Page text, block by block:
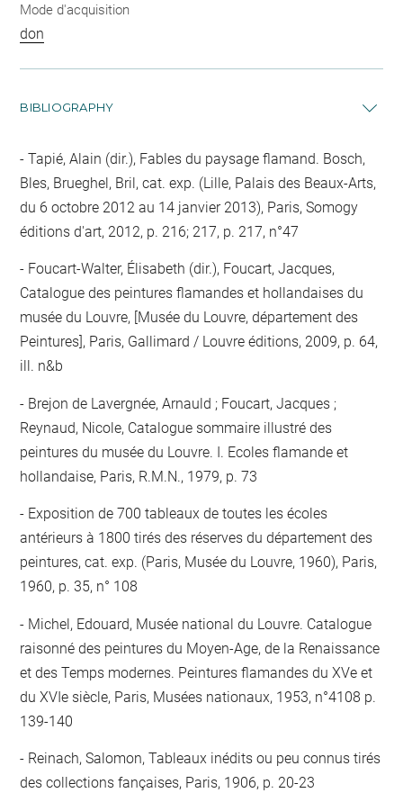
Mode d'acquisition
don
BIBLIOGRAPHY
Tapié, Alain (dir.), Fables du paysage flamand. Bosch,
Bles, Brueghel, Bril, cat. exp. (Lille, Palais des Beaux-Arts,
du 6 octobre 2012 au 14 janvier 2013), Paris, Somogy
éditions d'art, 2012, p. 216; 217, p. 217, n°47
Foucart-Walter, Élisabeth (dir.), Foucart, Jacques,
Catalogue des peintures flamandes et hollandaises du
musée du Louvre, [Musée du Louvre, département des
Peintures], Paris, Gallimard / Louvre éditions, 2009, p. 64,
ill. n&b
Brejon de Lavergnée, Arnauld ; Foucart, Jacques ;
Reynaud, Nicole, Catalogue sommaire illustré des
peintures du musée du Louvre. I. Ecoles flamande et
hollandaise, Paris, R.M.N., 1979, p. 73
Exposition de 700 tableaux de toutes les écoles
antérieurs à 1800 tirés des réserves du département des
peintures, cat. exp. (Paris, Musée du Louvre, 1960), Paris,
1960, p. 35, n° 108
Michel, Edouard, Musée national du Louvre. Catalogue
raisonné des peintures du Moyen-Age, de la Renaissance
et des Temps modernes. Peintures flamandes du XVe et
du XVIe siècle, Paris, Musées nationaux, 1953, n°4108 p.
139-140
Reinach, Salomon, Tableaux inédits ou peu connus tirés
des collections fançaises, Paris, 1906, p. 20-23